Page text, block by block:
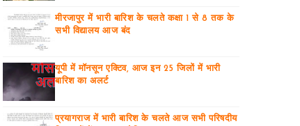
मीरजापुर में भारी बारिश के चलते कक्षा 1 से 8 तक के
सभी विद्यालय आज बंद
यूपी में मॉनसून एक्टिव, आज इन 25 जिलों में भारी
बारिश का अलर्ट
प्रयागराज में भारी बारिश के चलते आज सभी परिषदीय